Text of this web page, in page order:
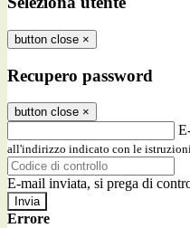
button close ×
Recupero password
button close ×
all'indirizzo indicato con le istruzioni
E-mail inviata, si prega di
Errore